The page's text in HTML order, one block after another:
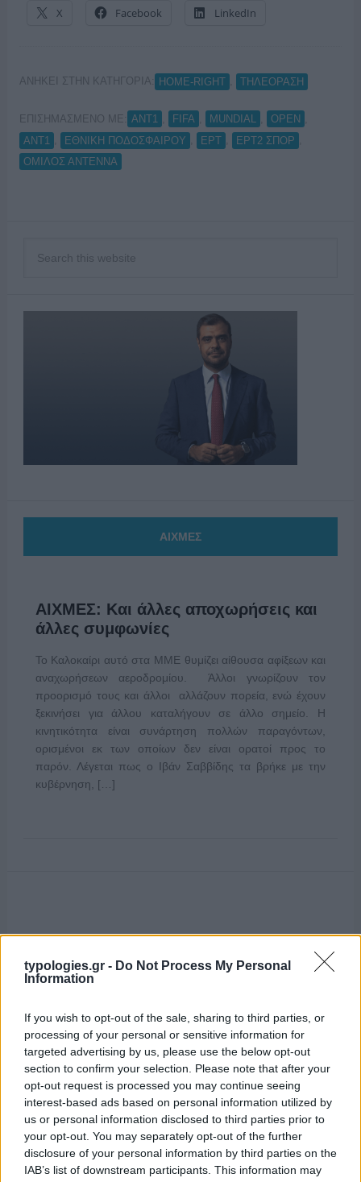
typologies.gr - Do Not Process My Personal
Information
If you wish to opt-out of the sale, sharing to third parties, or
processing of your personal or sensitive information for
targeted advertising by us, please use the below opt-out
section to confirm your selection. Please note that after your
opt-out request is processed you may continue seeing
interest-based ads based on personal information utilized by
us or personal information disclosed to third parties prior to
your opt-out. You may separately opt-out of the further
disclosure of your personal information by third parties on the
IAB’s list of downstream participants. This information may
X Facebook LinkedIn
ΑΝΗΚΕΙ ΣΤΗΝ ΚΑΤΗΓΟΡΙΑ: HOME-RIGHT ΤΗΛΕΟΡΑΣΗ
ΕΠΙΣΗΜΑΣΜΕΝΟ ΜΕ: ANT1 FIFA MUNDIAL OPEN
ΑΝΤ1
ΕΘΝΙΚΗ ΠΟΔΟΣΦΑΙΡΟΥ ΕΡΤ ΕΡΤ2 ΣΠΟΡ
ΟΜΙΛΟΣ ΑΝΤΕΝΝΑ
ΑΙΧΜΕΣ
ΑΙΧΜΕΣ: Και άλλες αποχωρήσεις και
άλλες συμφωνίες
Το Καλοκαίρι αυτό στα ΜΜΕ θυμίζει αίθουσα αφίξεων και
αναχωρήσεων αεροδρομίου. Άλλοι γνωρίζουν τον
προορισμό τους και άλλοι αλλάζουν πορεία, ενώ έχουν
ξεκινήσει για άλλου καταλήγουν σε άλλο σημείο. Η
κινητικότητα είναι συνάρτηση πολλών παραγόντων,
ορισμένοι εκ των οποίων δεν είναι ορατοί προς το
παρόν. Λέγεται πως ο Ιβάν Σαββίδης τα βρήκε με την
κυβέρνηση, […]